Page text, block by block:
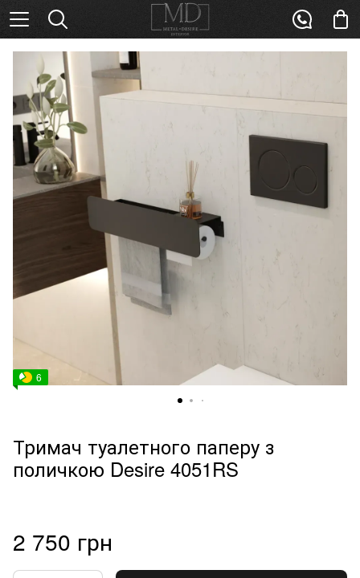
6
Тримач туалетного паперу з
поличкою Desire 4051RS
2 750 грн